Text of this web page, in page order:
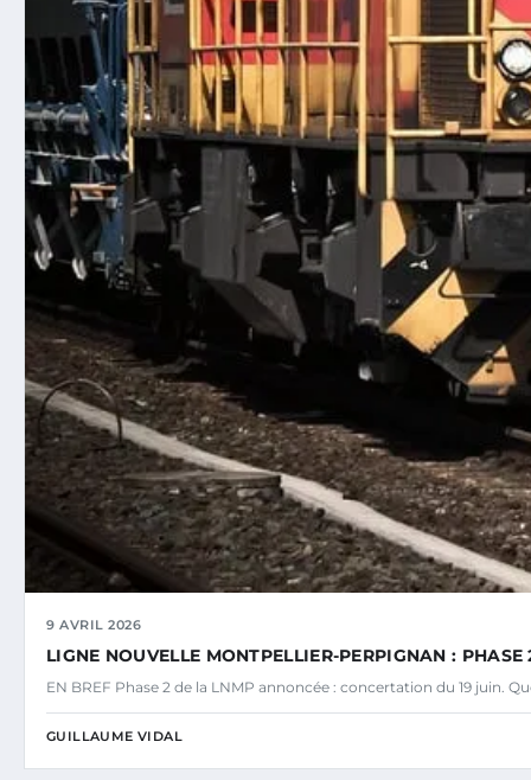
9 AVRIL 2026
LIGNE NOUVELLE MONTPELLIER-PERPIGNAN :
EN BREF Phase 2 de la LNMP annoncée : concertation du 19 juin.
GUILLAUME VIDAL